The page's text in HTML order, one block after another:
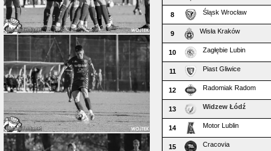
8 Śląsk Wrocław
9 Wisła Kraków
10 Zagłębie Lubin
11 Piast Gliwice
12 Radomiak Radom
13 Widzew Łódź
14 Motor Lublin
15 Cracovia